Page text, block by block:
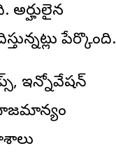
అర్హులైన
పేర్కొంది.
ఇన్నోవేషన్
యాజమాన్యం